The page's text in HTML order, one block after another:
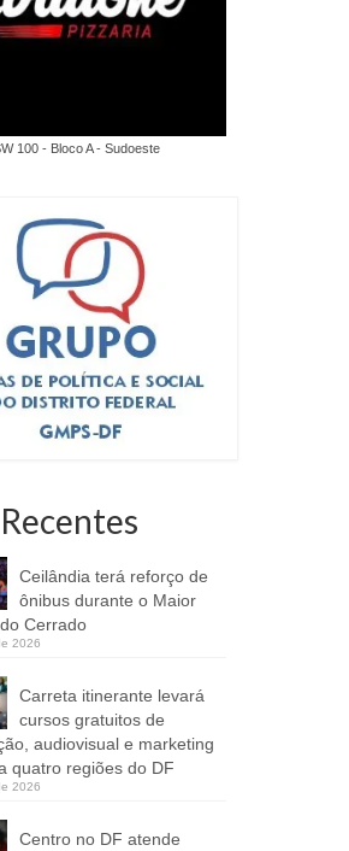
100 - Bloco A - Sudoeste
Ceilândia terá reforço de
ônibus durante o Maior
Cerrado
2026
Carreta itinerante levará
cursos gratuitos de
audiovisual e marketing
quatro regiões do DF
2026
Centro no DF atende